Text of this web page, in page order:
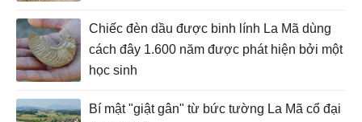
Chiếc đèn dầu được binh lính La Mã dùng
cách đây 1.600 năm được phát hiện bởi một
học sinh
Bí mật "giật gân" từ bức tường La Mã cổ đại